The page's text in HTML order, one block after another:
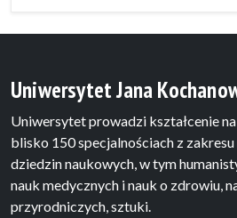
Uniwersytet Jana
Uniwersytet prowadzi kształcenie
blisko 150 specjalnościach z
dziedzin naukowych, w tym
nauk medycznych i nauk o zdrowiu,
przyrodniczych, sztuki.